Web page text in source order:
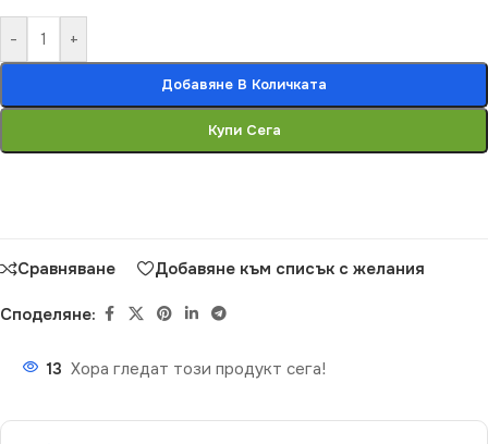
- +
Добавяне В Количката
Купи Сега
Сравняване Добавяне към списък с желания
Споделяне:
13 Хора гледат този продукт сега!